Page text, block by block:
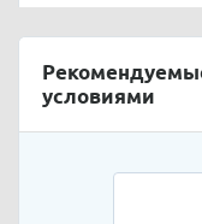
условиями